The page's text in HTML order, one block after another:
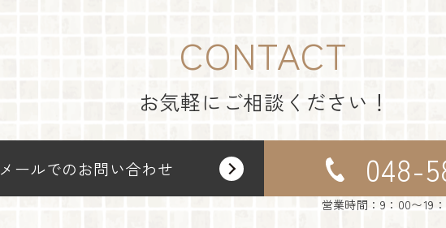
CONTACT
お気軽にご相談ください！
メールでのお問い合わせ 048-
営業時間：9：00〜19